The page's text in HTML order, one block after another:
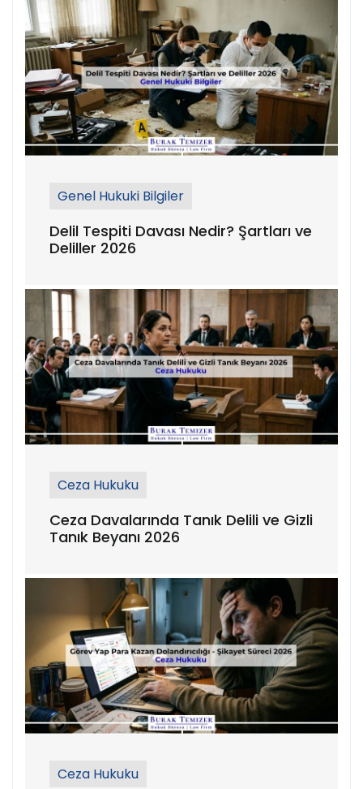
Genel Hukuki Bilgiler
Delil Tespiti Davası Nedir? Şartları ve
Deliller 2026
Ceza Hukuku
Ceza Davalarında Tanık Delili ve Gizli
Tanık Beyanı 2026
Ceza Hukuku